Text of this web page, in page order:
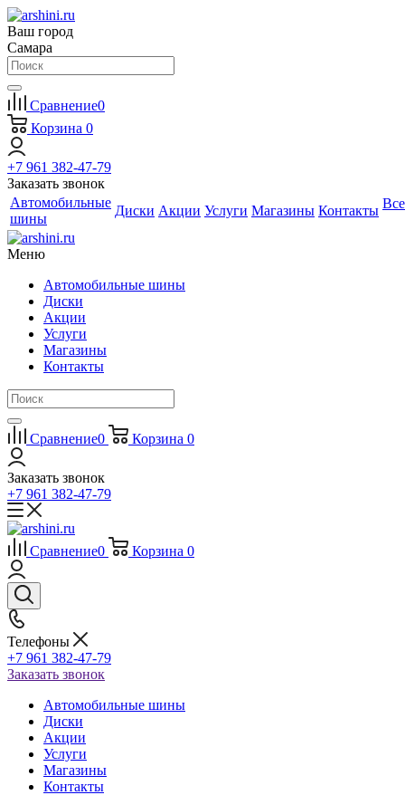
Ваш город
Самара
Сравнение0
Корзина 0
+7 961 382-47-79
Заказать звонок
Автомобильные
шины
Диски Акции Услуги Магазины Контакты Все
Меню
Автомобильные шины
Диски
Акции
Услуги
Магазины
Контакты
Сравнение0 Корзина 0
Заказать звонок
+7 961 382-47-79
Сравнение0 Корзина 0
Телефоны
+7 961 382-47-79
Заказать звонок
Автомобильные шины
Диски
Акции
Услуги
Магазины
Контакты